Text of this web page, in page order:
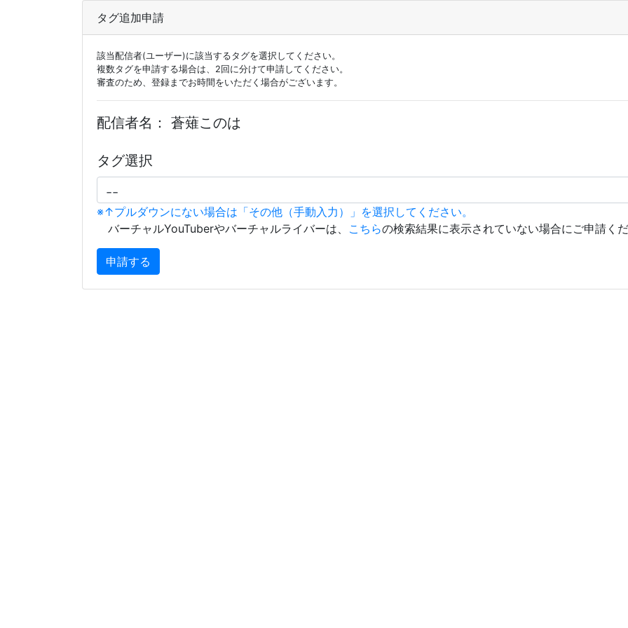
タグ追加申請
該当配信者(ユーザー)に該当するタグを選択してください。
複数タグを申請する場合は、2回に分けて申請してください。
審査のため、登録までお時間をいただく場合がございます。
配信者名： 蒼薙このは
タグ選択
※↑プルダウンにない場合は「その他（手動入力）」を選択してください。
バーチャルYouTuberやバーチャルライバーは、 こちらの検索結果に表示されていない場合にご申請く
申請する